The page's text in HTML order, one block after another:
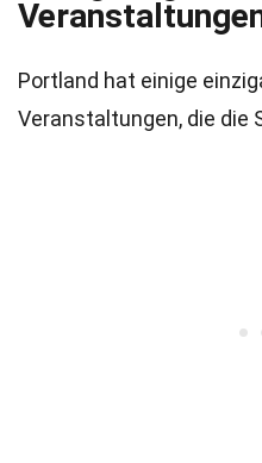
Portland hat einige
Veranstaltungen, die die